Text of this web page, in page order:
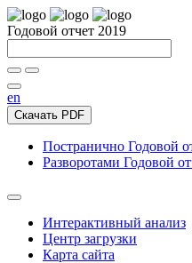
Годовой отчет 2019
en
Скачать PDF
Постранично Годовой
Разворотами Годовой
Интерактивный анализ
Центр загрузки
Карта сайта